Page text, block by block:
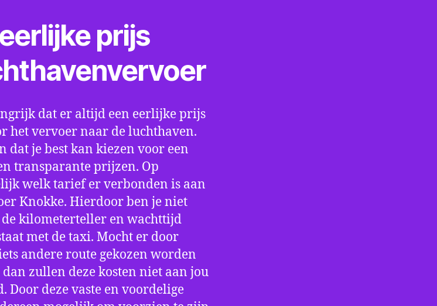
prijs
dat er altijd een eerlijke prijs
het vervoer naar de luchthaven.
dat je best kan kiezen voor een
transparante prijzen. Op
welk tarief er verbonden is aan
Knokke. Hierdoor ben je niet
kilometerteller en wachttijd
met de taxi. Mocht er door
andere route gekozen worden
zullen deze kosten niet aan jou
Door deze vaste en voordelige